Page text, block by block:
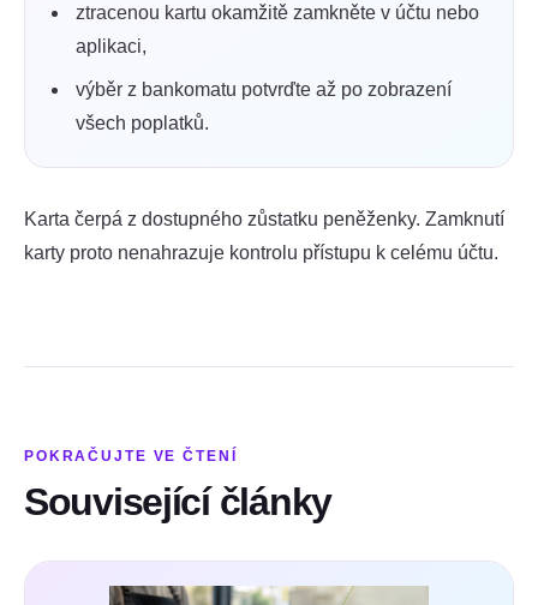
ztracenou kartu okamžitě zamkněte v účtu nebo
aplikaci,
výběr z bankomatu potvrďte až po zobrazení
všech poplatků.
Karta čerpá z dostupného zůstatku peněženky. Zamknutí
karty proto nenahrazuje kontrolu přístupu k celému účtu.
POKRAČUJTE VE ČTENÍ
Související články